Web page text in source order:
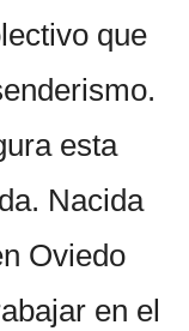
que
esta
Nacida
Oviedo
en el